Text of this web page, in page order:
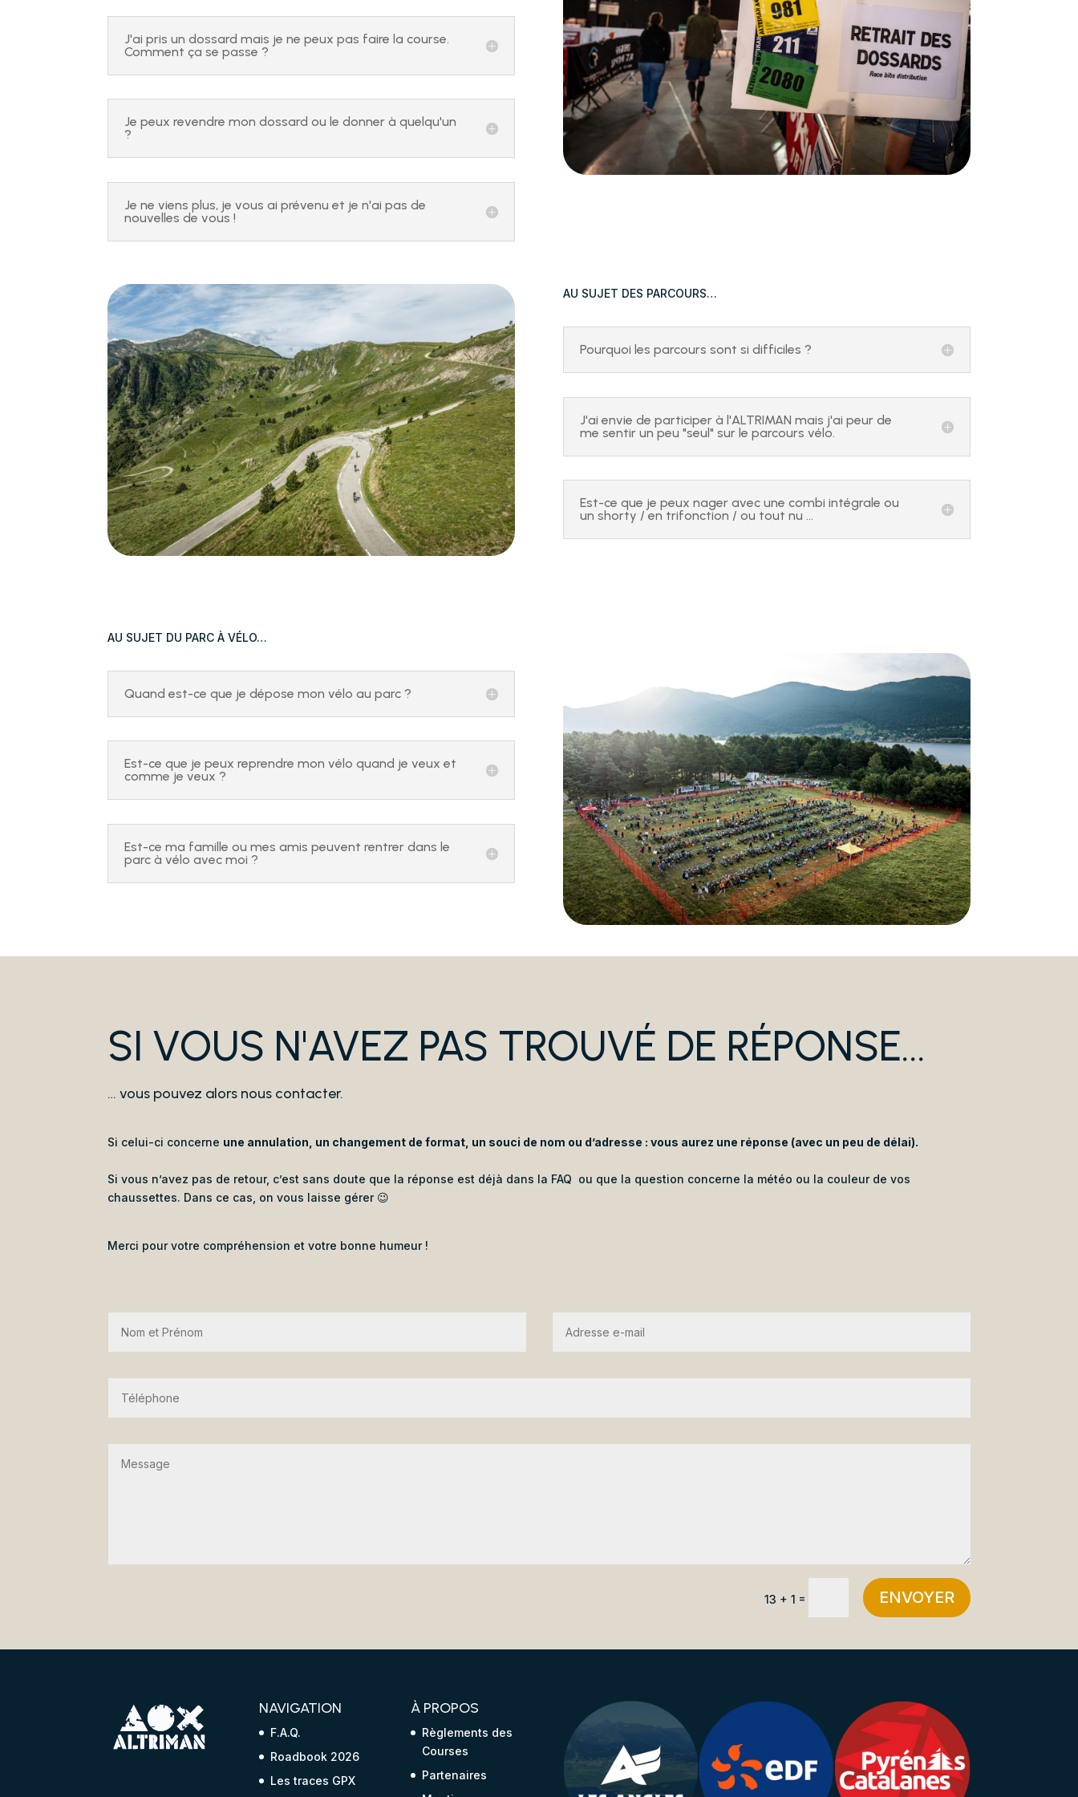
J'ai pris un dossard mais je ne peux pas faire la course.
Comment ça se passe ?
Je peux revendre mon dossard ou le donner à quelqu'un
?
Je ne viens plus, je vous ai prévenu et je n'ai pas de
nouvelles de vous !
AU SUJET DES PARCOURS…
Pourquoi les parcours sont si difficiles ?
J'ai envie de participer à l'ALTRIMAN mais j'ai peur de
me sentir un peu "seul" sur le parcours vélo.
Est-ce que je peux nager avec une combi intégrale ou
un shorty / en trifonction / ou tout nu ...
AU SUJET DU PARC À VÉLO…
Quand est-ce que je dépose mon vélo au parc ?
Est-ce que je peux reprendre mon vélo quand je veux et
comme je veux ?
Est-ce ma famille ou mes amis peuvent rentrer dans le
parc à vélo avec moi ?
SI VOUS N'AVEZ PAS TROUVÉ DE RÉPONSE...
… vous pouvez alors nous contacter.
Si celui-ci concerne une annulation, un changement de format, un souci de nom ou d’adresse : vous aurez une réponse (avec un peu de délai).
Si vous n’avez pas de retour, c’est sans doute que la réponse est déjà dans la FAQ ou que la question concerne la météo ou la couleur de vos
chaussettes. Dans ce cas, on vous laisse gérer 😉
Merci pour votre compréhension et votre bonne humeur !
13 + 1 = ENVOYER
NAVIGATION
F.A.Q.
Roadbook 2026
Les traces GPX
À PROPOS
Règlements des
Courses
Partenaires